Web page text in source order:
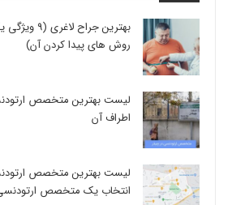
بهترین
روش های پیدا کردن آن)
لیست بهترین متخصص
اطراف آن
لیست بهترین متخصص
انتخاب یک متخصص